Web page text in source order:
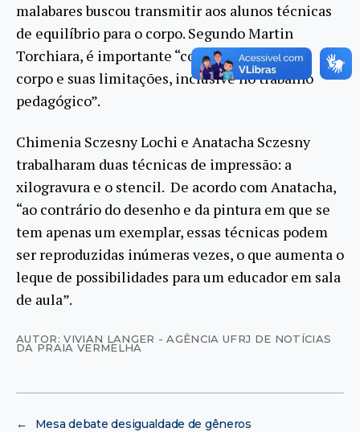
malabares buscou transmitir aos alunos técnicas
de equilíbrio para o corpo. Segundo Martin
Torchiara, é importante “conhecer o próprio
corpo e suas limitações, inclusive no trabalho
pedagógico”.
Chimenia Sczesny Lochi e Anatacha Sczesny
trabalharam duas técnicas de impressão: a
xilogravura e o stencil. De acordo com Anatacha,
“ao contrário do desenho e da pintura em que se
tem apenas um exemplar, essas técnicas podem
ser reproduzidas inúmeras vezes, o que aumenta o
leque de possibilidades para um educador em sala
de aula”.
AUTOR: VIVIAN LANGER - AGÊNCIA UFRJ DE NOTÍCIAS
DA PRAIA VERMELHA
←
Mesa debate desigualdade de gêneros